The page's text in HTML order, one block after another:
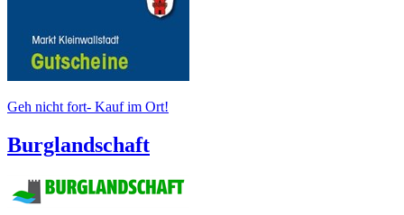
Geh nicht fort- Kauf im Ort!
Burglandschaft